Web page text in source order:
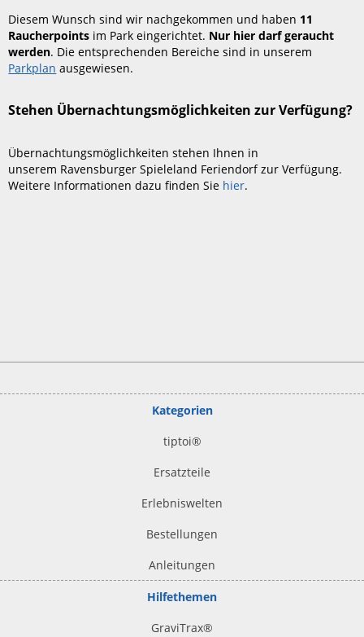
Diesem Wunsch sind wir nachgekommen und haben 11
Raucherpoints im Park eingerichtet. Nur hier darf geraucht
werden. Die entsprechenden Bereiche sind in unserem
Parkplan ausgewiesen.
Stehen Übernachtungsmöglichkeiten zur Verfügung?
Übernachtungsmöglichkeiten stehen Ihnen in
unserem Ravensburger Spieleland Feriendorf zur Verfügung.
Weitere Informationen dazu finden Sie hier.
Kategorien
tiptoi®
Ersatzteile
Erlebniswelten
Bestellungen
Anleitungen
Hilfethemen
GraviTrax®